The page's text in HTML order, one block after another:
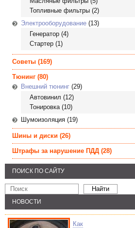
Топливные фильтры (2)
Электрооборудование (13)
Генератор (4)
Стартер (1)
Советы (169)
Тюнинг (80)
Внешний тюнинг (29)
Автовинил (12)
Тонировка(10)
Шумоизоляция (19)
Шины и диски (26)
Штрафы за нарушение ПДД (28)
ПОИСК ПО САЙТУ
НОВОСТИ
Как